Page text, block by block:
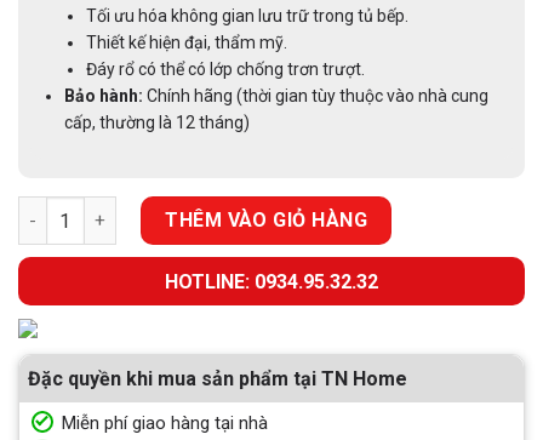
Tối ưu hóa không gian lưu trữ trong tủ bếp.
Thiết kế hiện đại, thẩm mỹ.
Đáy rổ có thể có lớp chống trơn trượt.
Bảo hành: Chính hãng (thời gian tùy thuộc vào nhà cung
cấp, thường là 12 tháng)
GIÁ GIA VỊ INOX HỘP EUROGOLD EU1235 số lượng
THÊM VÀO GIỎ HÀNG
HOTLINE: 0934.95.32.32
Đặc quyền khi mua sản phẩm tại TN Home
Miễn phí giao hàng tại nhà